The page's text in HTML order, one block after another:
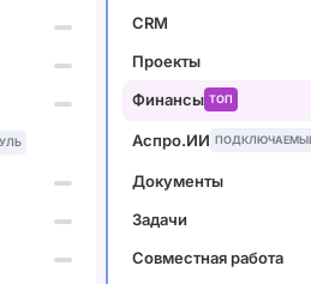
CRM
Проекты
Финансы ТОП
Аспро.ИИ
Документы
Задачи
Совместная работа